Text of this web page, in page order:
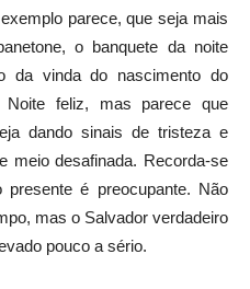
parece, que seja mais
o banquete da noite
da vinda do nascimento do
Noite feliz, mas parece que
dando sinais de tristeza e
meio desafinada. Recorda-se
é preocupante. Não
mas o Salvador verdadeiro
pouco a sério.